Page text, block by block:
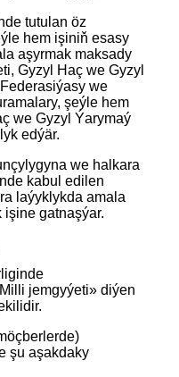
tutulan öz
hem işiniň esasy
aşyrmak maksady
Gyzyl Haç we Gyzyl
we
şeýle hem
we Gyzyl Ýarymaý
edýär.
we halkara
kabul edilen
laýyklykda amala
gatnaşýar.
jemgyýeti» diýen
şu aşakdaky